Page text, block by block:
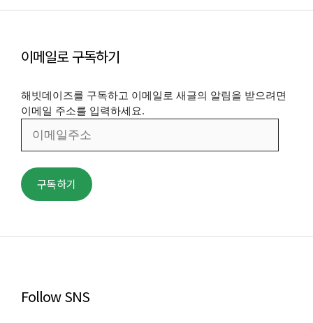
이메일로 구독하기
해빗데이즈를 구독하고 이메일로 새글의 알림을 받으려면
이메일 주소를 입력하세요.
일
주
소
구독하기
Follow SNS